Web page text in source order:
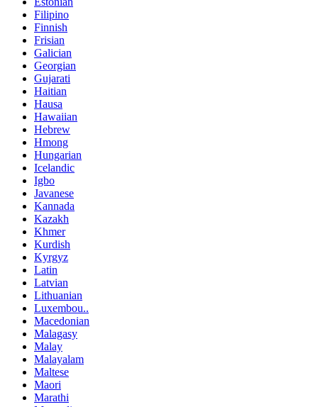
Filipino
Finnish
Frisian
Galician
Georgian
Gujarati
Haitian
Hausa
Hawaiian
Hebrew
Hmong
Hungarian
Icelandic
Igbo
Javanese
Kannada
Kazakh
Khmer
Kurdish
Kyrgyz
Latin
Latvian
Lithuanian
Luxembou..
Macedonian
Malagasy
Malay
Malayalam
Maltese
Maori
Marathi